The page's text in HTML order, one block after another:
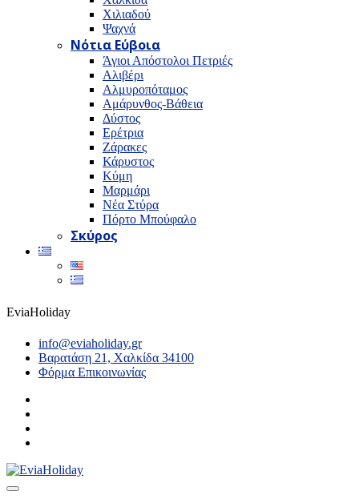
Χιλιαδού
Ψαχνά
Νότια Εύβοια
Άγιοι Απόστολοι Πετριές
Αλιβέρι
Αλμυροπόταμος
Αμάρυνθος-Βάθεια
Δύστος
Ερέτρια
Ζάρακες
Κάρυστος
Κύμη
Μαρμάρι
Νέα Στύρα
Πόρτο Μπούφαλο
Σκύρος
EviaHoliday
info@eviaholiday.gr
Βαρατάση 21, Χαλκίδα 34100
Φόρμα Επικοινωνίας